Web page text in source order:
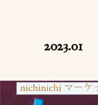
2023.01